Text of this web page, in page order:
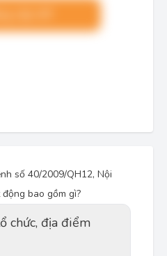
số 40/2009/QH12, Nội
bao gồm gì?
chức, địa điểm